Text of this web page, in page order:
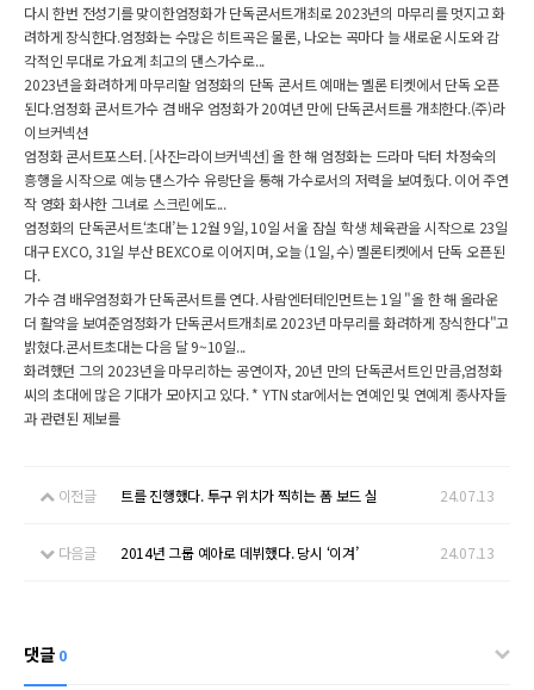
다시 한번 전성기를 맞이한엄정화가 단독콘서트개최로 2023년의 마무리를 멋지고 화
려하게 장식한다.엄정화는 수많은 히트곡은 물론, 나오는 곡마다 늘 새로운 시도와 감
각적인 무대로 가요계 최고의 댄스가수로...
2023년을 화려하게 마무리할 엄정화의 단독 콘서트 예매는 멜론 티켓에서 단독 오픈
된다.엄정화 콘서트가수 겸 배우 엄정화가 20여년 만에 단독콘서트를 개최한다.(주)라
이브커넥션
엄정화 콘서트포스터. [사진=라이브커넥션] 올 한 해 엄정화는 드라마 닥터 차정숙의
흥행을 시작으로 예능 댄스가수 유랑단을 통해 가수로서의 저력을 보여줬다. 이어 주연
작 영화 화사한 그녀로 스크린에도...
엄정화의 단독콘서트‘초대’는 12월 9일, 10일 서울 잠실 학생 체육관을 시작으로 23일
대구 EXCO, 31일 부산 BEXCO로 이어지며, 오늘 (1일, 수) 멜론티켓에서 단독 오픈된
다.
가수 겸 배우엄정화가 단독콘서트를 연다. 사람엔터테인먼트는 1일 "올 한 해 올라운
더 활약을 보여준엄정화가 단독콘서트개최로 2023년 마무리를 화려하게 장식한다"고
밝혔다.콘서트초대는 다음 달 9~10일...
화려했던 그의 2023년을 마무리하는 공연이자, 20년 만의 단독콘서트인 만큼,엄정화
씨의 초대에 많은 기대가 모아지고 있다. * YTN star에서는 연예인 및 연예계 종사자들
과 관련된 제보를
이전글 트를 진행했다. 투구 위치가 찍히는 폼 보드 실 24.07.13
다음글 2014년 그룹 예아로 데뷔했다. 당시 ‘이겨’ 24.07.13
댓글 0